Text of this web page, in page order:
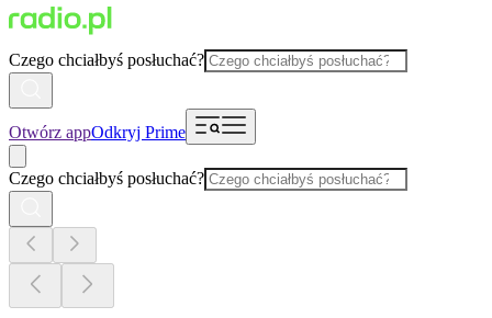
Czego chciałbyś posłuchać?
Otwórz appOdkryj Prime
Czego chciałbyś posłuchać?